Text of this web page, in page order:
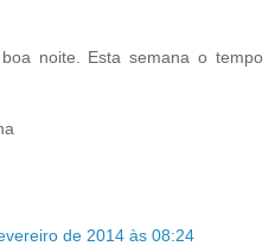
noite. Esta semana o tempo
de 2014 às 08:24